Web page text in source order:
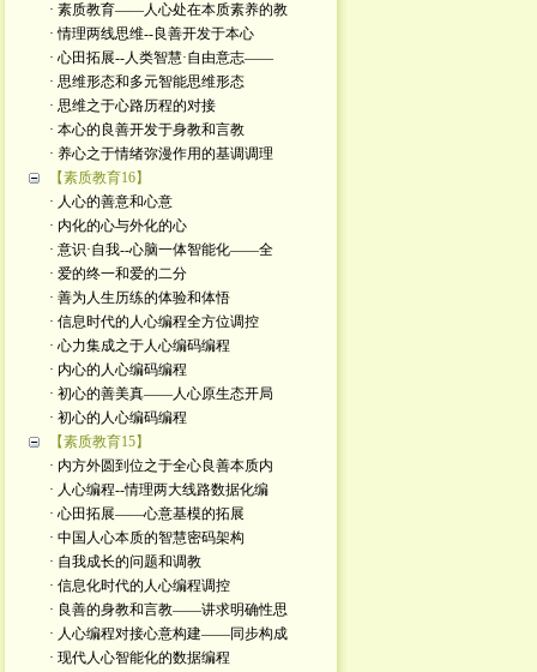
· 素质教育——人心处在本质素养的教
· 情理两线思维--良善开发于本心
· 心田拓展--人类智慧·自由意志——
· 思维形态和多元智能思维形态
· 思维之于心路历程的对接
· 本心的良善开发于身教和言教
· 养心之于情绪弥漫作用的基调调理
【素质教育16】
· 人心的善意和心意
· 内化的心与外化的心 ​
· 意识·自我--心脑一体智能化——全
· 爱的终一和爱的二分
· 善为人生历练的体验和体悟
· 信息时代的人心编程全方位调控
· 心力集成之于人心编码编程
· 内心的人心编码编程
· 初心的善美真——人心原生态开局
· 初心的人心编码编程
【素质教育15】
· 内方外圆到位之于全心良善本质内
· 人心编程--情理两大线路数据化编
· 心田拓展——心意基模的拓展
· 中国人心本质的智慧密码架构
· 自我成长的问题和调教
· 信息化时代的人心编程调控
· 良善的身教和言教——讲求明确性思
· 人心编程对接心意构建——同步构成
· 现代人心智能化的数据编程